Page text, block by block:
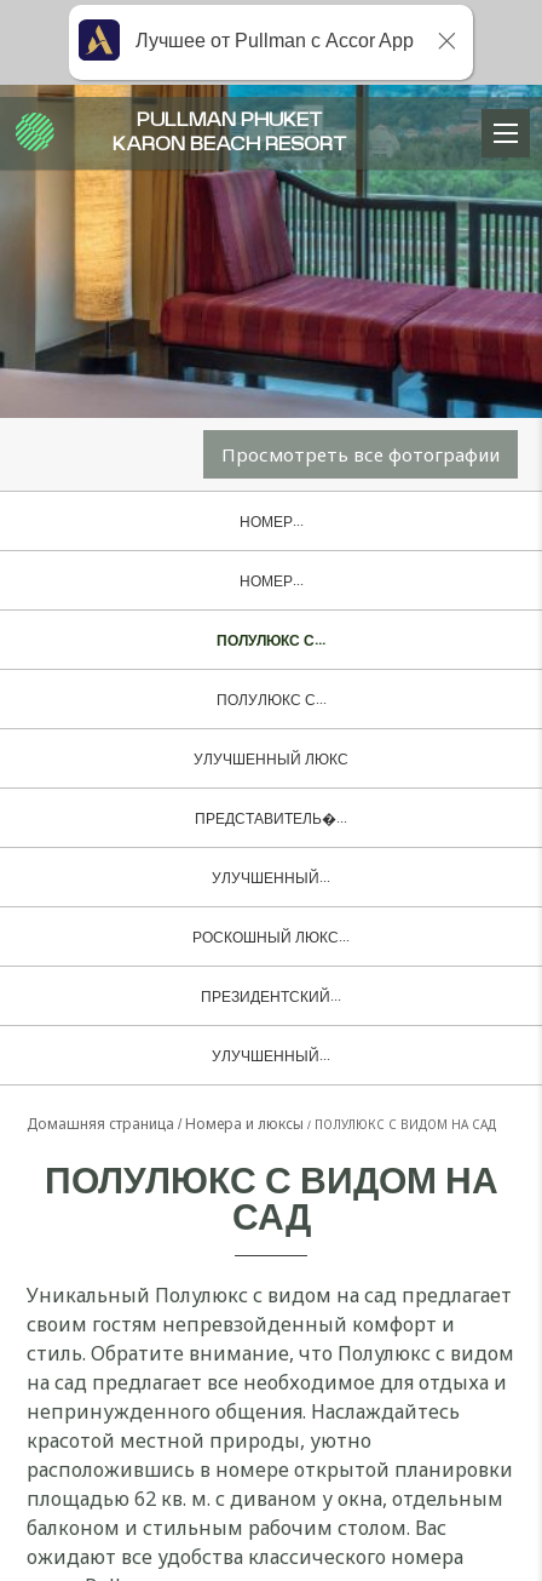
Просмотреть все фотографии
НОМЕР...
НОМЕР...
ПОЛУЛЮКС С...
ПОЛУЛЮКС С...
УЛУЧШЕННЫЙ ЛЮКС
ПРЕДСТАВИТЕЛЬ�...
УЛУЧШЕННЫЙ...
РОСКОШНЫЙ ЛЮКС...
ПРЕЗИДЕНТСКИЙ...
УЛУЧШЕННЫЙ...
Домашняя страница Номера и люксы ПОЛУЛЮКС С ВИДОМ НА САД
ПОЛУЛЮКС С ВИДОМ НА
САД
Уникальный Полулюкс с видом на сад предлагает
своим гостям непревзойденный комфорт и
стиль. Обратите внимание, что Полулюкс с видом
на сад предлагает все необходимое для отдыха и
непринужденного общения. Наслаждайтесь
красотой местной природы, уютно
расположившись в номере открытой планировки
площадью 62 кв. м. с диваном у окна, отдельным
балконом и стильным рабочим столом. Вас
ожидают все удобства классического номера
PULLMAN PHUKET
KARON BEACH RESORT
Лучшее от Pullman с Accor App